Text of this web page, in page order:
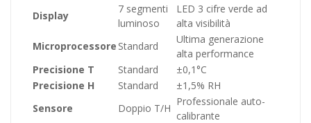
Display
7 segmenti
luminoso
LED 3 cifre verde ad
alta visibilità
Microprocessore Standard
Ultima generazione
alta performance
Precisione T
Standard
±0,1°C
Precisione H
Standard
±1,5% RH
Sensore
Doppio T/H
Professionale auto-
calibrante